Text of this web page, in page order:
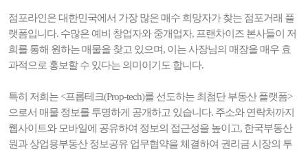
점포라인은 대한민국에서 가장 많은 매수 희망자가 찾는 점포거래 플
랫폼입니다. 수많은 예비 창업자와 중개업자, 프랜차이즈 본사들이 저
희를 통해 원하는 매물을 찾고 있으며, 이는 사장님의 매장을 매우 효
과적으로 홍보할 수 있다는 의미이기도 합니다.
특히 저희는 <프롭테크(Prop-tech)를 선도하는 최첨단 부동산 플랫폼>
으로서 매물 정보를 투명하게 공개하고 있습니다. 주소와 연락처까지
웹사이트와 모바일에 공유하여 정보의 접근성을 높이고, 한국부동산
원과 상업용부동산 정보공유 업무협약을 체결하여 권리금 시장의 투